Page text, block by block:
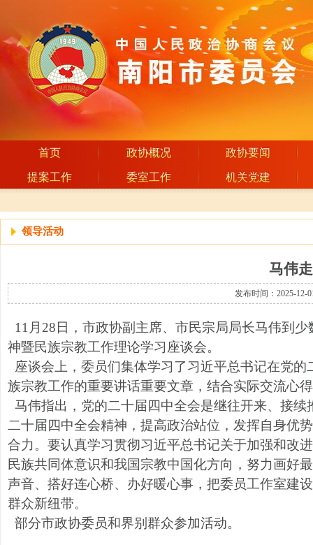
首页 政协概况 政协要闻
提案工作 委室工作 机关党建
领导活动
马伟
发布时间：2025-12-
11月28日，市政协副主席、市民宗局局长马伟到
神暨民族宗教工作理论学习座谈会。
座谈会上，委员们集体学习了习近平总书记在党
族宗教工作的重要讲话重要文章，结合实际交流心
马伟指出，党的二十届四中全会是继往开来、接
二十届四中全会精神，提高政治站位，发挥自身优
合力。要认真学习贯彻习近平总书记关于加强和改
民族共同体意识和我国宗教中国化方向，努力画好
声音、搭好连心桥、办好暖心事，把委员工作室建
群众新纽带。
部分市政协委员和界别群众参加活动。